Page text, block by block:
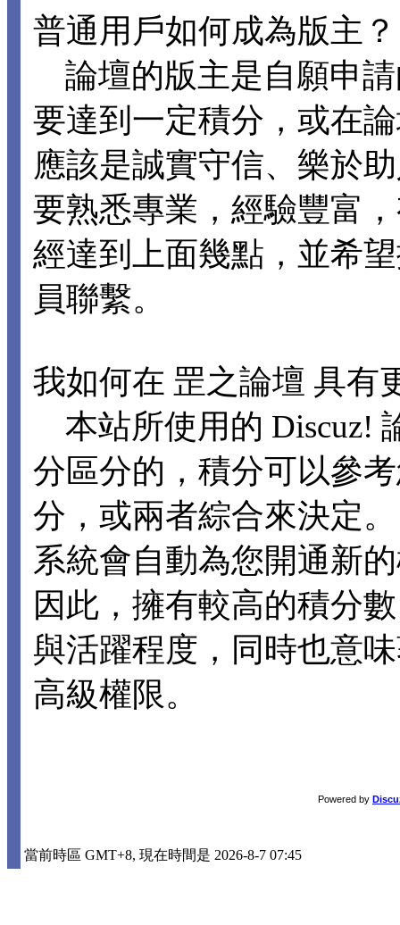
普通用戶如何成為版主？
論壇的版主是自願申
要達到一定積分，或在
應該是誠實守信、樂於
要熟悉專業，經驗豐富
經達到上面幾點，並希
員聯繫。
我如何在 罡之論壇 具有
本站所使用的 Discuz!
分區分的，積分可以參
分，或兩者綜合來決定
系統會自動為您開通新
因此，擁有較高的積分
與活躍程度，同時也意
高級權限。
Powered by
當前時區 GMT+8, 現在時間是 2026-8-7 07:45